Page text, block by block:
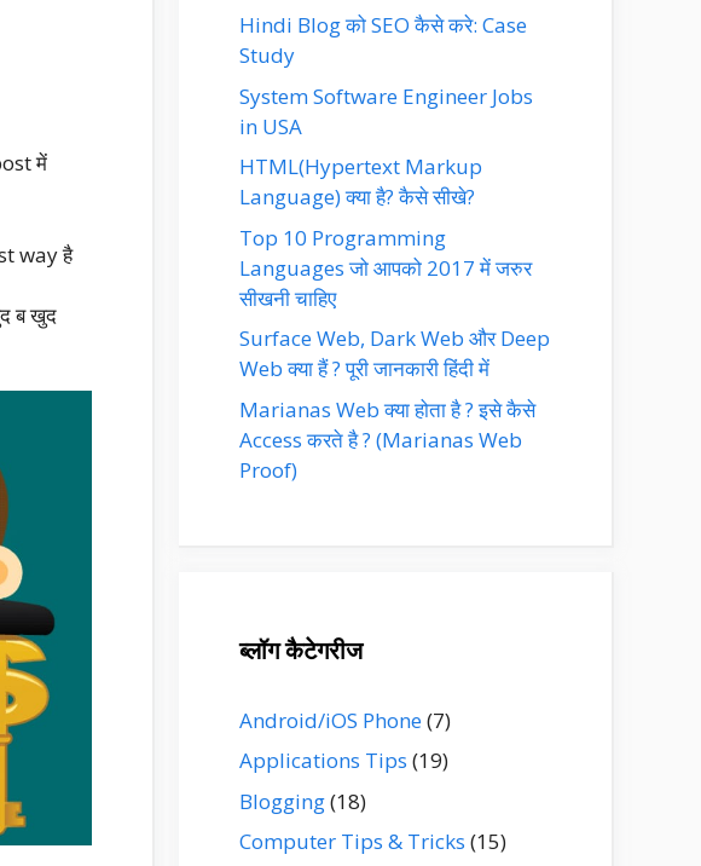
में
way है
ब खुद
Hindi Blog को SEO कैसे करे: Case
Study
System Software Engineer Jobs
in USA
HTML(Hypertext Markup
Language) क्या है? कैसे सीखे?
Top 10 Programming
Languages जो आपको 2017 में जरुर
सीखनी चाहिए
Surface Web, Dark Web और Deep
Web क्या हैं ? पूरी जानकारी हिंदी में
Marianas Web क्या होता है ? इसे कैसे
Access करते है ? (Marianas Web
Proof)
ब्लॉग कैटेगरीज
Android/iOS Phone(7)
Applications Tips (19)
Blogging(18)
Computer Tips & Tricks (15)